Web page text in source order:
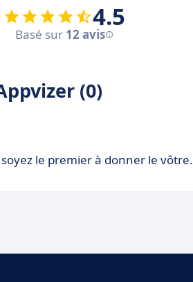
4.5
Basé sur 12 avis
(0)
le premier à donner le vôtre.